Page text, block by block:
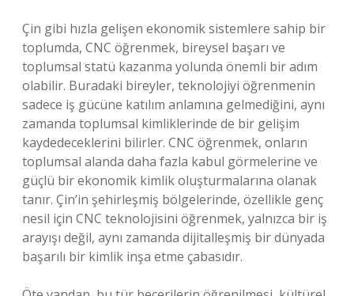
Çin gibi hızla gelişen ekonomik sistemlere sahip bir
toplumda, CNC öğrenmek, bireysel başarı ve
toplumsal statü kazanma yolunda önemli bir adım
olabilir. Buradaki bireyler, teknolojiyi öğrenmenin
sadece iş gücüne katılım anlamına gelmediğini, aynı
zamanda toplumsal kimliklerinde de bir gelişim
kaydedeceklerini bilirler. CNC öğrenmek, onların
toplumsal alanda daha fazla kabul görmelerine ve
güçlü bir ekonomik kimlik oluşturmalarına olanak
tanır. Çin’in şehirleşmiş bölgelerinde, özellikle genç
nesil için CNC teknolojisini öğrenmek, yalnızca bir iş
arayışı değil, aynı zamanda dijitalleşmiş bir dünyada
başarılı bir kimlik inşa etme çabasıdır.